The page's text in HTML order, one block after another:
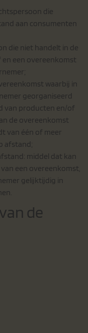
die
aan consumenten
die niet handelt in de
een overeenkomst
waarbij in
georganiseerd
van producten en/of
de overeenkomst
van één of meer
afstand;
middel dat kan
een overeenkomst,
gelijktijdig in
de